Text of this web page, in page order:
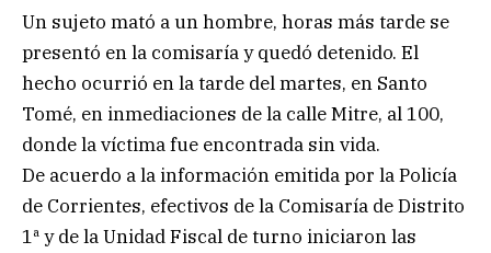
Un sujeto mató a un hombre, horas más tarde se
presentó en la comisaría y quedó detenido. El
hecho ocurrió en la tarde del martes, en Santo
Tomé, en inmediaciones de la calle Mitre, al 100,
donde la víctima fue encontrada sin vida.
De acuerdo a la información emitida por la Policía
de Corrientes, efectivos de la Comisaría de Distrito
1ª y de la Unidad Fiscal de turno iniciaron las